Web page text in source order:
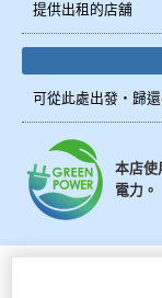
提供出租的店舖
可從此處出發・歸
本店使
電力。